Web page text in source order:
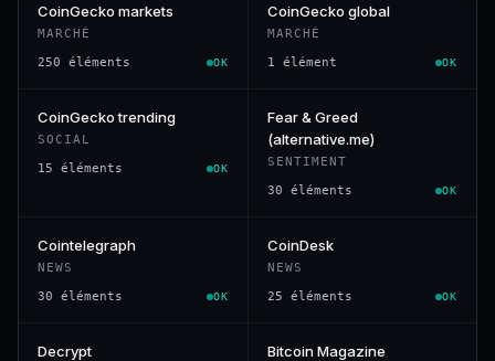
CoinGecko markets
MARCHÉ
250 éléments OK
CoinGecko global
MARCHÉ
1 élément OK
CoinGecko trending
SOCIAL
15 éléments OK
Fear & Greed
(alternative.me)
SENTIMENT
30 éléments OK
Cointelegraph
NEWS
30 éléments OK
CoinDesk
NEWS
25 éléments OK
Decrypt Bitcoin Magazine